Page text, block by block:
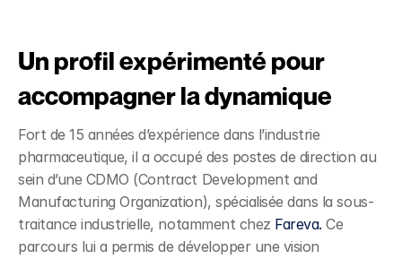
Un profil expérimenté pour
accompagner la dynamique
Fort de 15 années d’expérience dans l’industrie
pharmaceutique, il a occupé des postes de direction au
sein d’une CDMO (Contract Development and
Manufacturing Organization), spécialisée dans la sous-
traitance industrielle, notamment chez Fareva. Ce
parcours lui a permis de développer une vision